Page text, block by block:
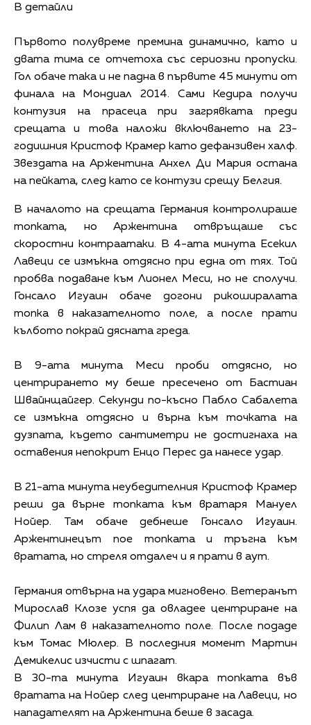
В детайли
Първото полувреме премина динамично, като и
двата тима се отчетоха със сериозни пропуски.
Гол обаче така и не падна в първите 45 минути от
финала на Мондиал 2014. Сами Кедира получи
контузия на прасеца при загрявката преди
срещата и това наложи включването на 23-
годишния Кристоф Крамер като дефанзивен халф.
Звездата на Аржентина Анхел Ди Мария остана
на пейката, след като се контузи срещу Белгия.
В началото на срещата Германия контролираше
топката, но Аржентина отвръщаше със
скоростни контраатаки. В 4-ата минута Есекил
Лавеци се измъкна отдясно при една от тях. Той
пробва подаване към Лионел Меси, но не сполучи.
Гонсало Игуаин обаче догони рикоширалата
топка в наказателното поле, а после прати
кълбото покрай дясната греда.
В 9-ата минута Меси проби отдясно, но
центрирането му беше пресечено от Бастиан
Швайнщайгер. Секунди по-късно Пабло Сабалета
се измъкна отдясно и върна към точката на
дузпата, където сантиметри не достигнаха на
оставения непокрит Енцо Перес да нанесе удар.
В 21-ата минута неубедителния Кристоф Крамер
реши да върне топката към вратаря Мануел
Нойер. Там обаче дебнеше Гонсало Игуаин.
Аржентинецът пое топката и тръгна към
вратата, но стреля отдалеч и я прати в аут.
Германия отвърна на удара мигновено. Ветеранът
Мирослав Клозе успя да овладее центриране на
Филип Лам в наказателното поле. После подаде
към Томас Мюлер. В последния момент Мартин
Демикелис изчисти с шпагат.
В 30-та минута Игуаин вкара топката във
вратата на Нойер след центриране на Лавеци, но
нападателят на Аржентина беше в засада.